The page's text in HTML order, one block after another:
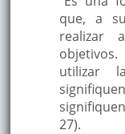
que, a
realizar
utilizar
27).